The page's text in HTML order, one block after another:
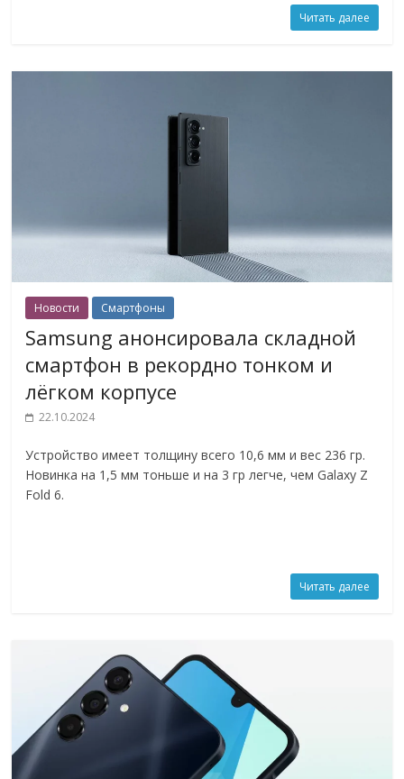
Читать далее
Новости Смартфоны
Samsung анонсировала складной
смартфон в рекордно тонком и
лёгком корпусе
22.10.2024
Устройство имеет толщину всего 10,6 мм и вес 236 гр.
Новинка на 1,5 мм тоньше и на 3 гр легче, чем Galaxy Z
Fold 6.
Читать далее